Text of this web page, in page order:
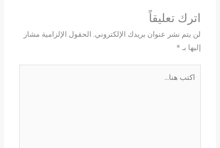
اترك تعليقاً
لن يتم نشر عنوان بريدك الإلكتروني. الحقول الإلزامية مشار
إليها بـ*